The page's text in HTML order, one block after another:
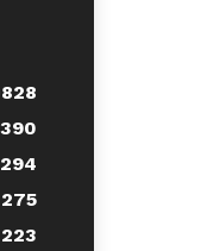
390
294
275
223